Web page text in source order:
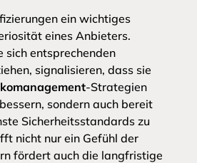
ein wichtiges
eines Anbieters.
sich entsprechenden
signalisieren, dass sie
-Strategien
sondern auch bereit
Sicherheitsstandards zu
nicht nur ein Gefühl der
fördert auch die langfristige